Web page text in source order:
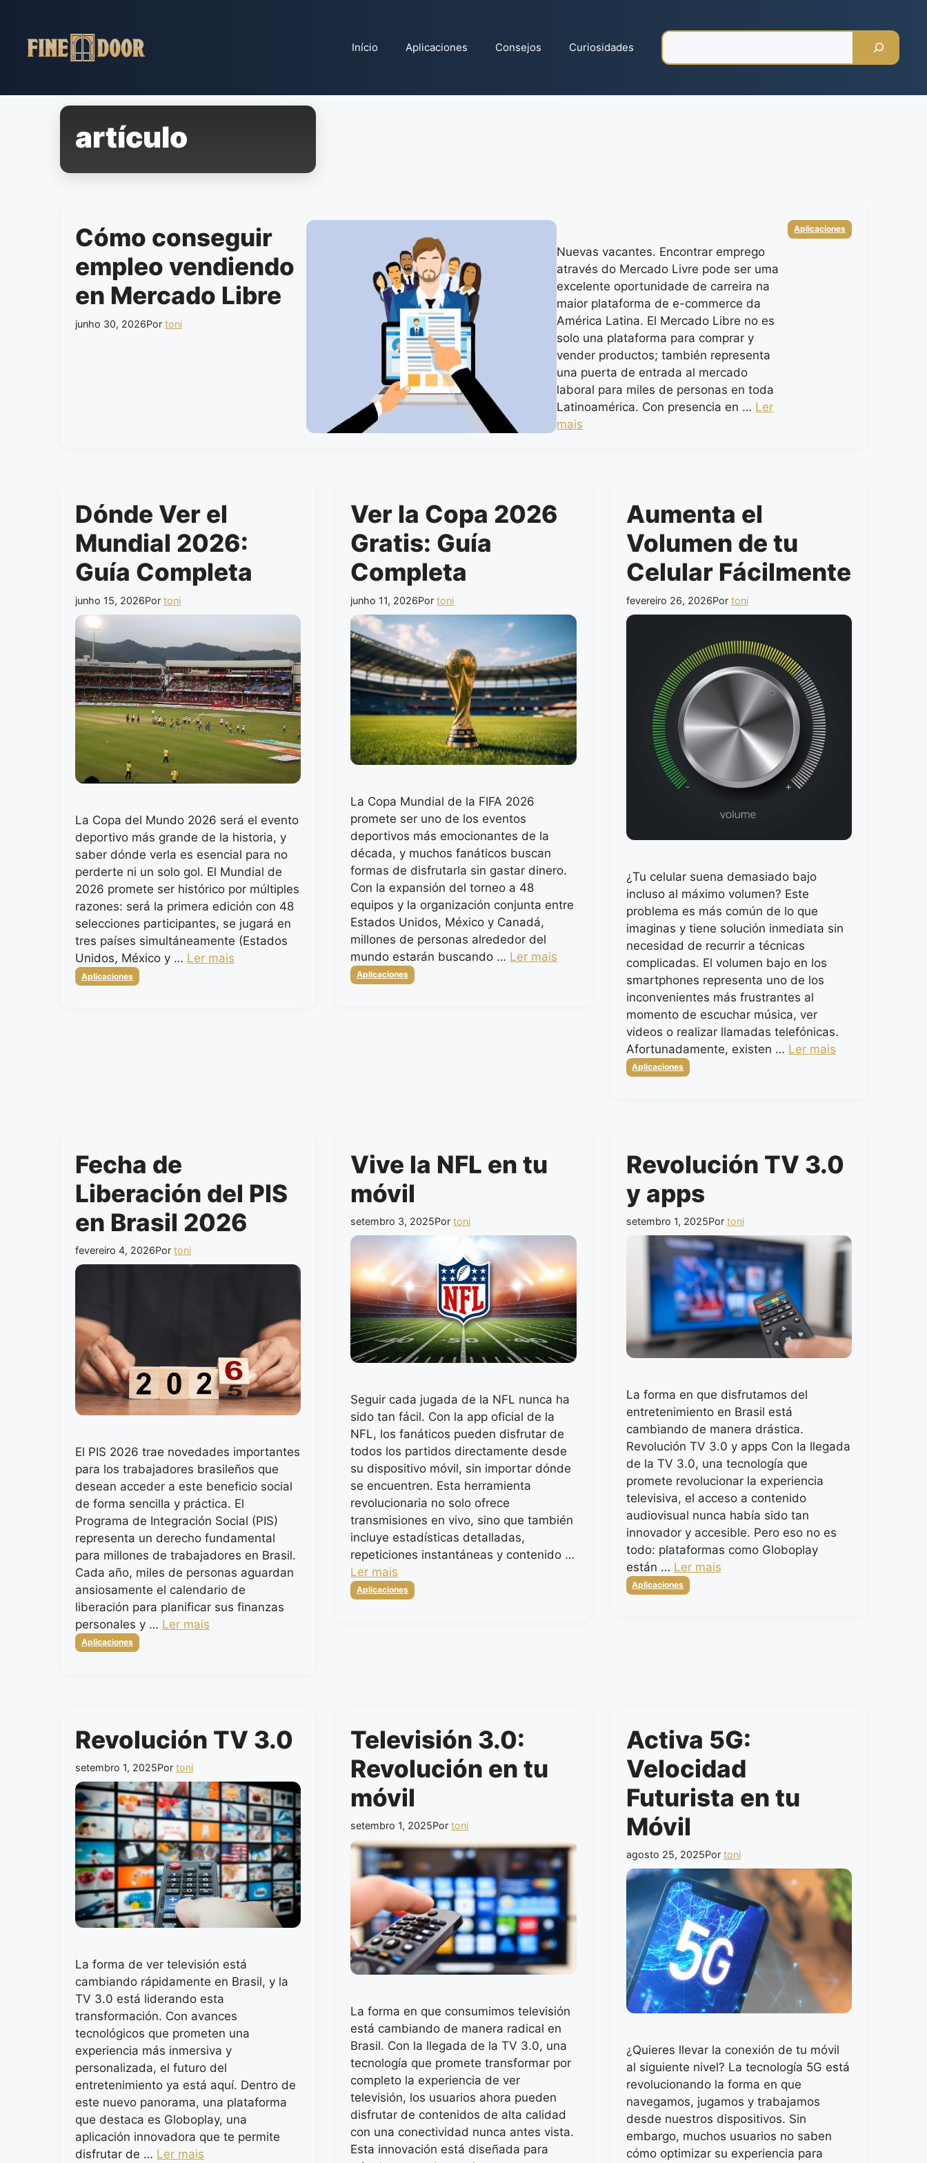
conteúdo
Início Aplicaciones Consejos Curiosidades
artículo
Cómo conseguir
empleo vendiendo
en Mercado Libre
junho 30, 2026Por toni
Nuevas vacantes. Encontrar emprego
através do Mercado Livre pode ser uma
excelente oportunidade de carreira na
maior plataforma de e-commerce da
América Latina. El Mercado Libre no es
solo una plataforma para comprar y
vender productos; también representa
una puerta de entrada al mercado
laboral para miles de personas en toda
Latinoamérica. Con presencia en … Ler
mais
Categorias
Aplicaciones
Dónde Ver el
Mundial 2026:
Guía Completa
junho 15, 2026Por toni
La Copa del Mundo 2026 será el evento
deportivo más grande de la historia, y
saber dónde verla es esencial para no
perderte ni un solo gol. El Mundial de
2026 promete ser histórico por múltiples
razones: será la primera edición con 48
selecciones participantes, se jugará en
tres países simultáneamente (Estados
Unidos, México y … Ler mais
Categorias
Aplicaciones
Ver la Copa 2026
Gratis: Guía
Completa
junho 11, 2026Portoni
La Copa Mundial de la FIFA 2026
promete ser uno de los eventos
deportivos más emocionantes de la
década, y muchos fanáticos buscan
formas de disfrutarla sin gastar dinero.
Con la expansión del torneo a 48
equipos y la organización conjunta entre
Estados Unidos, México y Canadá,
millones de personas alrededor del
mundo estarán buscando … Ler mais
Categorias
Aplicaciones
Aumenta el
Volumen de tu
Celular Fácilmente
fevereiro 26, 2026Por toni
¿Tu celular suena demasiado bajo
incluso al máximo volumen? Este
problema es más común de lo que
imaginas y tiene solución inmediata sin
necesidad de recurrir a técnicas
complicadas. El volumen bajo en los
smartphones representa uno de los
inconvenientes más frustrantes al
momento de escuchar música, ver
videos o realizar llamadas telefónicas.
Afortunadamente, existen … Ler mais
Categorias
Aplicaciones
Fecha de
Liberación del PIS
en Brasil 2026
fevereiro 4, 2026Por toni
El PIS 2026 trae novedades importantes
para los trabajadores brasileños que
desean acceder a este beneficio social
de forma sencilla y práctica. El
Programa de Integración Social (PIS)
representa un derecho fundamental
para millones de trabajadores en Brasil.
Cada año, miles de personas aguardan
ansiosamente el calendario de
liberación para planificar sus finanzas
personales y … Ler mais
Categorias
Aplicaciones
Vive la NFL en tu
móvil
setembro 3, 2025Portoni
Seguir cada jugada de la NFL nunca ha
sido tan fácil. Con la app oficial de la
NFL, los fanáticos pueden disfrutar de
todos los partidos directamente desde
su dispositivo móvil, sin importar dónde
se encuentren. Esta herramienta
revolucionaria no solo ofrece
transmisiones en vivo, sino que también
incluye estadísticas detalladas,
repeticiones instantáneas y contenido …
Ler mais
Categorias
Aplicaciones
Revolución TV 3.0
y apps
setembro 1, 2025Por toni
La forma en que disfrutamos del
entretenimiento en Brasil está
cambiando de manera drástica.
Revolución TV 3.0 y apps Con la llegada
de la TV 3.0, una tecnología que
promete revolucionar la experiencia
televisiva, el acceso a contenido
audiovisual nunca había sido tan
innovador y accesible. Pero eso no es
todo: plataformas como Globoplay
están … Ler mais
Categorias
Aplicaciones
Revolución TV 3.0
setembro 1, 2025Por toni
La forma de ver televisión está
cambiando rápidamente en Brasil, y la
TV 3.0 está liderando esta
transformación. Con avances
tecnológicos que prometen una
experiencia más inmersiva y
personalizada, el futuro del
entretenimiento ya está aquí. Dentro de
este nuevo panorama, una plataforma
que destaca es Globoplay, una
aplicación innovadora que te permite
disfrutar de … Ler mais
Televisión 3.0:
Revolución en tu
móvil
setembro 1, 2025Portoni
La forma en que consumimos televisión
está cambiando de manera radical en
Brasil. Con la llegada de la TV 3.0, una
tecnología que promete transformar por
completo la experiencia de ver
televisión, los usuarios ahora pueden
disfrutar de contenidos de alta calidad
con una conectividad nunca antes vista.
Esta innovación está diseñada para
Activa 5G:
Velocidad
Futurista en tu
Móvil
agosto 25, 2025Por toni
¿Quieres llevar la conexión de tu móvil
al siguiente nivel? La tecnología 5G está
revolucionando la forma en que
navegamos, jugamos y trabajamos
desde nuestros dispositivos. Sin
embargo, muchos usuarios no saben
cómo optimizar su experiencia para